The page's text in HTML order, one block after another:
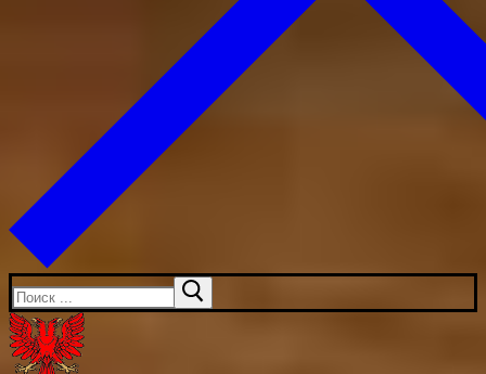
Искать: